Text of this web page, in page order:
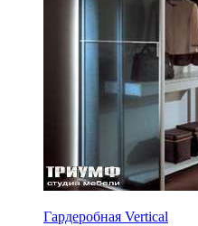
Гардеробная Vertical